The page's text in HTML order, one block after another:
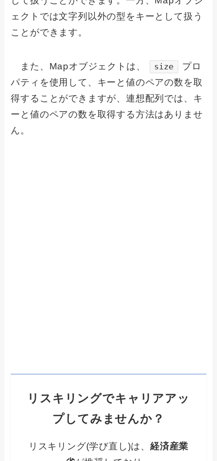
ェクトでは文字列以外の型をキーとして扱う
ことができます。
また、Mapオブジェクトは、 size
プロ
パティを使用して、キーと値のペアの数を取
得することができますが、連想配列では、キ
ーと値のペアの数を取得する方法はありませ
ん。
リスキリングでキャリアアッ
プしてみませんか？
リスキリング(学び直し)は、経済産業